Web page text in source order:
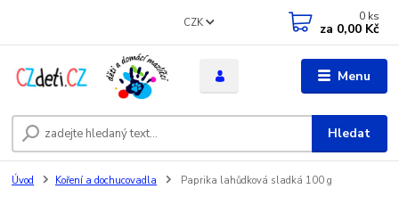
Menu
CZK
Hledat
0 ks
za 0,00 Kč
Úvod Koření a dochucovadla Paprika lahůdková sladká 100 g